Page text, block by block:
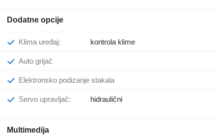
Dodatne opcije
Klima uređaj: kontrola klime
Auto grijač
Elektronsko podizanje stakala
Servo upravljač: hidraulični
Multimedija